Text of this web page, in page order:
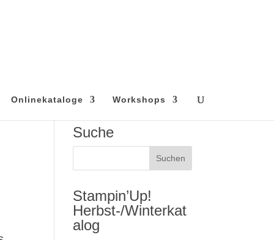
Onlinekataloge Workshops
Suche
Stampin’Up!
Herbst-/Winterkat
alog